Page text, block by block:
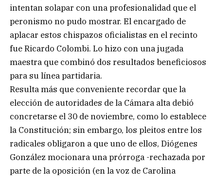
intentan solapar con una profesionalidad que el
peronismo no pudo mostrar. El encargado de
aplacar estos chispazos oficialistas en el recinto
fue Ricardo Colombi. Lo hizo con una jugada
maestra que combinó dos resultados beneficiosos
para su línea partidaria.
Resulta más que conveniente recordar que la
elección de autoridades de la Cámara alta debió
concretarse el 30 de noviembre, como lo establece
la Constitución; sin embargo, los pleitos entre los
radicales obligaron a que uno de ellos, Diógenes
González mocionara una prórroga -rechazada por
parte de la oposición (en la voz de Carolina